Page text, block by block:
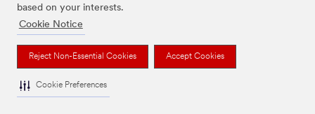
based on your interests.
Cookie Notice
Reject Non-Essential Cookies Accept Cookies
Cookie Preferences